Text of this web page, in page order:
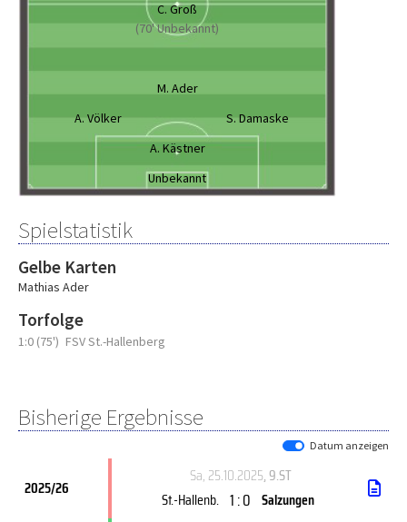
C. Groß
(70' Unbekannt)
M. Ader
A. Völker
S. Damaske
A. Kästner
Unbekannt
Spielstatistik
Gelbe Karten
Mathias Ader
Torfolge
1:0 (75') FSV St.-Hallenberg
Bisherige Ergebnisse
Datum anzeigen
2025/26
Sa, 25.10.2025, 9.ST
St.-Hallenb. 1 : 0 Salzungen